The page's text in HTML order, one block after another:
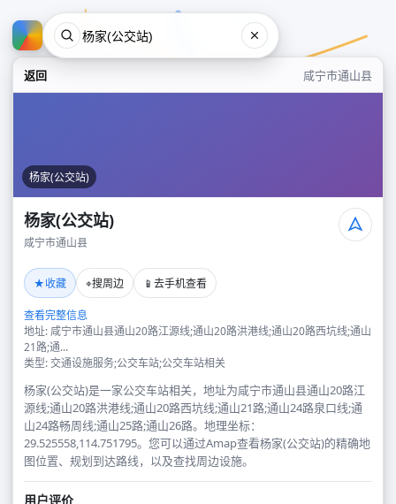
返回 咸宁市通山县
杨家(公交站)
杨家(公交站)
咸宁市通山县
★收藏 ⌖搜周边 📱 去手机查看
查看完整信息
地址: 咸宁市通山县通山20路江源线;通山20路洪港线;通山20路西坑线;通山
21路;通...
类型: 交通设施服务;公交车站;公交车站相关
杨家(公交站)是一家公交车站相关，地址为咸宁市通山县通山20路江
源线;通山20路洪港线;通山20路西坑线;通山21路;通山24路泉口线;通
山24路畅周线;通山25路;通山26路。地理坐标：
29.525558,114.751795。您可以通过Amap查看杨家(公交站)的精确地
图位置、规划到达路线，以及查找周边设施。
用户评价